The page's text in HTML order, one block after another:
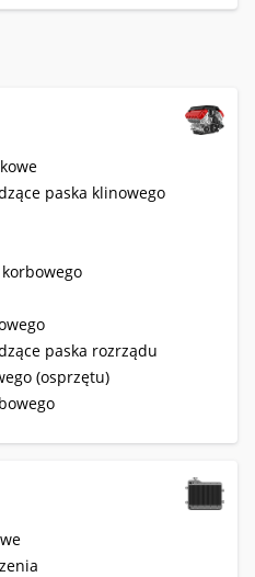
paska klinowego
paska rozrządu
(osprzętu)